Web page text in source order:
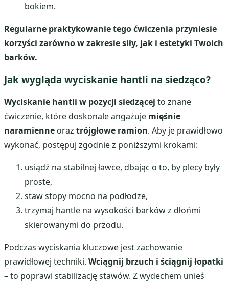
bokiem.
Regularne praktykowanie tego ćwiczenia przyniesie
korzyści zarówno w zakresie siły, jak i estetyki Twoich
barków.
Jak wygląda wyciskanie hantli na siedząco?
Wyciskanie hantli w pozycji siedzącej to znane
ćwiczenie, które doskonale angażuje mięśnie
naramienne oraz trójgłowe ramion. Aby je prawidłowo
wykonać, postępuj zgodnie z poniższymi krokami:
usiądź na stabilnej ławce, dbając o to, by plecy były
proste,
staw stopy mocno na podłodze,
trzymaj hantle na wysokości barków z dłońmi
skierowanymi do przodu.
Podczas wyciskania kluczowe jest zachowanie
prawidłowej techniki. Wciągnij brzuch i ściągnij łopatki
– to poprawi stabilizację stawów. Z wydechem unieś